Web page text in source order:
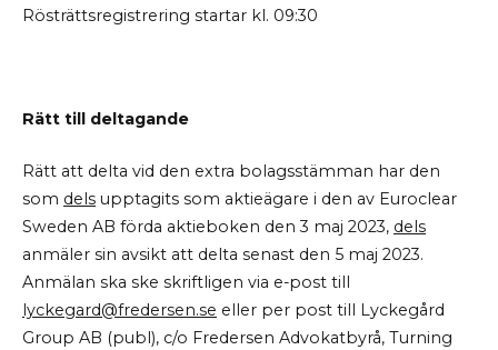
Rösträttsregistrering startar kl. 09:30
Rätt till deltagande
Rätt att delta vid den extra bolagsstämman har den
som dels upptagits som aktieägare i den av Euroclear
Sweden AB förda aktieboken den 3 maj 2023, dels
anmäler sin avsikt att delta senast den 5 maj 2023.
Anmälan ska ske skriftligen via e-post till
lyckegard@fredersen.se eller per post till Lyckegård
Group AB (publ), c/o Fredersen Advokatbyrå, Turning